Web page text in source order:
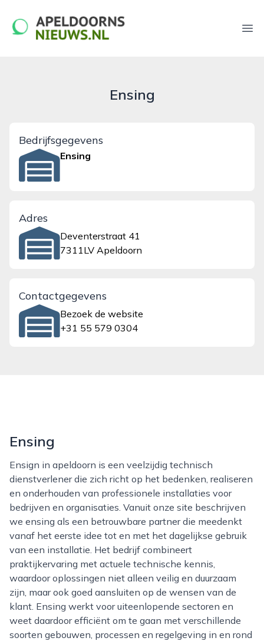
apeldoornsnieuws.nl
Ensing
Bedrijfsgegevens
Ensing
Adres
Deventerstraat 41
7311LV Apeldoorn
Contactgegevens
Bezoek de website
+31 55 579 0304
Ensing
Ensign in apeldoorn is een veelzijdig technisch
dienstverlener die zich richt op het bedenken, realiseren
en onderhouden van professionele installaties voor
bedrijven en organisaties. Vanuit onze site beschrijven
we ensing als een betrouwbare partner die meedenkt
vanaf het eerste idee tot en met het dagelijkse gebruik
van een installatie. Het bedrijf combineert
praktijkervaring met actuele technische kennis,
waardoor oplossingen niet alleen veilig en duurzaam
zijn, maar ook goed aansluiten op de wensen van de
klant. Ensing werkt voor uiteenlopende sectoren en
weet daardoor efficiënt om te gaan met verschillende
soorten gebouwen, processen en regelgeving in en rond